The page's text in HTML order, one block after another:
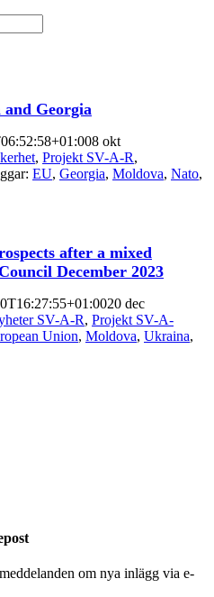
Georgia
8 okt
, Projekt SV-A-R,
EU, Georgia, Moldova, Nato,
after a mixed
December 2023
20 dec
SV-A-R, Projekt SV-A-
Union, Moldova, Ukraina,
om nya inlägg via e-